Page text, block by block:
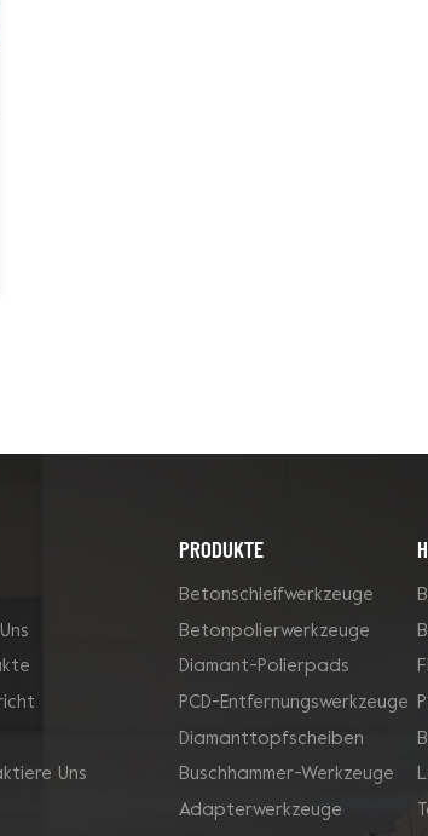
Uns
PRODUKTE
Betonschleifwerkzeuge
Betonpolierwerkzeuge
Diamant-Polierpads
PCD-Entfernungswerkzeuge
Diamanttopfscheiben
Buschhammer-Werkzeuge
Adapterwerkzeuge